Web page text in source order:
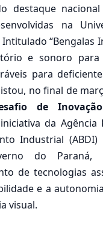
destaque
na
Intitulado “Bengalas
e sonoro para
para
no final de
de
da Agência
Industrial
do Paraná,
de tecnologias
e a
visual.